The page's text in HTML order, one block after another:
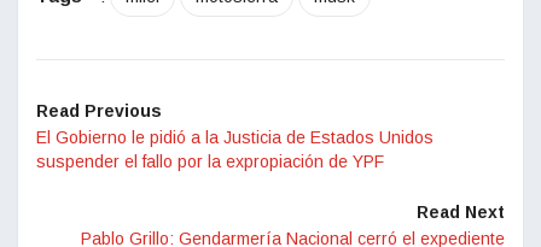
Read Previous
El Gobierno le pidió a la Justicia de Estados Unidos
suspender el fallo por la expropiación de YPF
Read Next
Pablo Grillo: Gendarmería Nacional cerró el expediente